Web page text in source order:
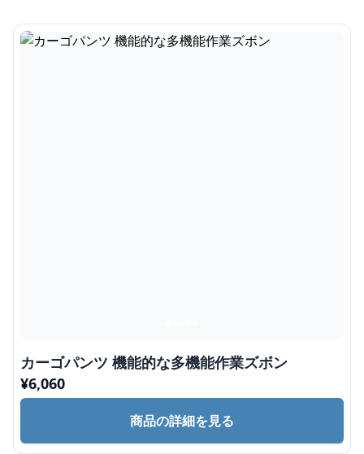
カーゴパンツ 機能的な多機能作業ズボン
¥6,060
商品の詳細を見る